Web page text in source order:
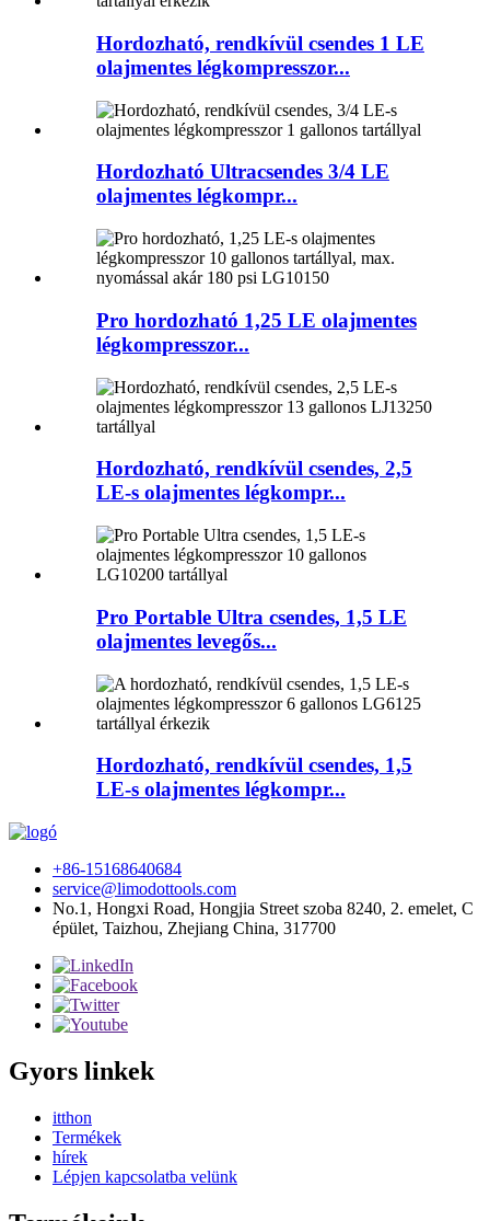
Hordozható, rendkívül csendes 1 LE
olajmentes légkompresszor...
Hordozható Ultracsendes 3/4 LE
olajmentes légkompr...
Pro hordozható 1,25 LE olajmentes
légkompresszor...
Hordozható, rendkívül csendes, 2,5
LE-s olajmentes légkompr...
Pro Portable Ultra csendes, 1,5 LE
olajmentes levegős...
Hordozható, rendkívül csendes, 1,5
LE-s olajmentes légkompr...
+86-15168640684
service@limodottools.com
No.1, Hongxi Road, Hongjia Street szoba 8240, 2. emelet, C
épület, Taizhou, Zhejiang China, 317700
Gyors linkek
itthon
Termékek
hírek
Lépjen kapcsolatba velünk